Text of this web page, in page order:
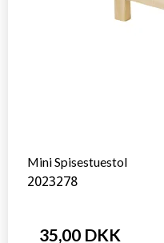
Mini Spisestuestol
2023278
35,00 DKK